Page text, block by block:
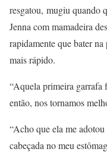
resgatou, mugiu quando
Jenna com mamadeira
rapidamente que bater
mais rápido.
“Aquela primeira garrafa
então, nos tornamos
“Acho que ela me
cabeçada no meu